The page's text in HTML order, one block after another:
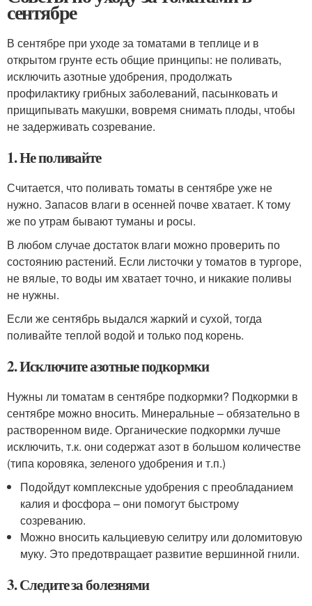
сентябре
В сентябре при уходе за томатами в теплице и в
открытом грунте есть общие принципы: не поливать,
исключить азотные удобрения, продолжать
профилактику грибных заболеваний, пасынковать и
прищипывать макушки, вовремя снимать плоды, чтобы
не задерживать созревание.
1. Не поливайте
Считается, что поливать томаты в сентябре уже не
нужно. Запасов влаги в осенней почве хватает. К тому
же по утрам бывают туманы и росы.
В любом случае достаток влаги можно проверить по
состоянию растений. Если листочки у томатов в тургоре,
не вялые, то воды им хватает точно, и никакие поливы
не нужны.
Если же сентябрь выдался жаркий и сухой, тогда
поливайте теплой водой и только под корень.
2. Исключите азотные подкормки
Нужны ли томатам в сентябре подкормки? Подкормки в
сентябре можно вносить. Минеральные – обязательно в
растворенном виде. Органические подкормки лучше
исключить, т.к. они содержат азот в большом количестве
(типа коровяка, зеленого удобрения и т.п.)
Подойдут комплексные удобрения с преобладанием
калия и фосфора – они помогут быстрому
созреванию.
Можно вносить кальциевую селитру или доломитовую
муку. Это предотвращает развитие вершинной гнили.
3. Следите за болезнями